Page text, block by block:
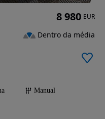
Manual
8 980 EUR
Dentro da média